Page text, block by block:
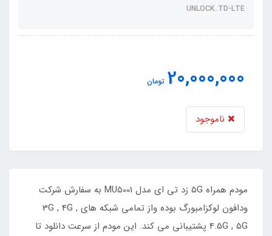
UNLOCK..TD-LTE
20,000,000 تومان
ناموجود
مودم همراه 5G زد تی ای مدل MU5001 به سفارش شرکت
ودافون لوکزامبورگ بوده واز تمامی شبکه های 3G , 4G ,
4.5G , 5G پشتیبانی می کند. این مودم از سرعت دانلود تا